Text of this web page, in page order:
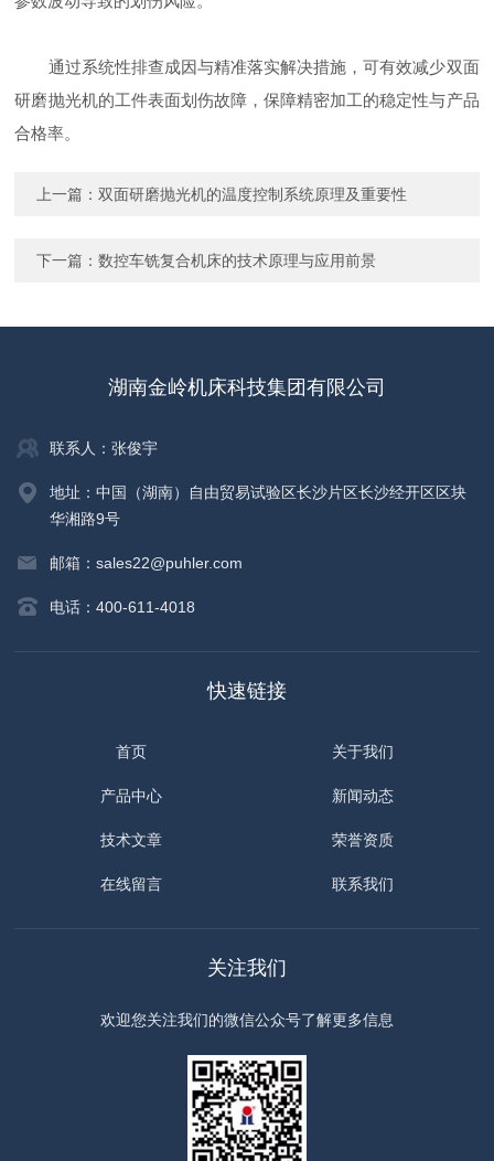
通过系统性排查成因与精准落实解决措施，可有效减少双面
研磨抛光机的工件表面划伤故障，保障精密加工的稳定性与产品
合格率。
上一篇：双面研磨抛光机的温度控制系统原理及重要性
下一篇：数控车铣复合机床的技术原理与应用前景
湖南金岭机床科技集团有限公司
联系人：张俊宇
地址：中国（湖南）自由贸易试验区长沙片区长沙经开区区块
华湘路9号
邮箱：sales22@puhler.com
电话：400-611-4018
快速链接
首页 关于我们
产品中心 新闻动态
技术文章 荣誉资质
在线留言 联系我们
关注我们
欢迎您关注我们的微信公众号了解更多信息